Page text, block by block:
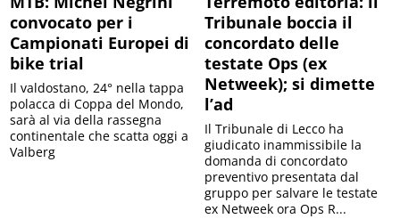
convocato per i
Campionati Europei di
bike trial
Il valdostano, 24° nella tappa
polacca di Coppa del Mondo,
sarà al via della rassegna
continentale che scatta oggi a
Valberg
Tribunale boccia il
concordato delle
testate Ops (ex
Netweek); si dimette
l’ad
Il Tribunale di Lecco ha
giudicato inammissibile la
domanda di concordato
preventivo presentata dal
gruppo per salvare le testate
ex Netweek ora Ops R...